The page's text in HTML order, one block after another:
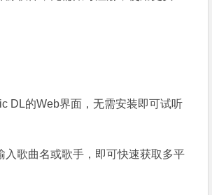
DL的Web界面，无需安装即可试听
入歌曲名或歌手，即可快速获取多平